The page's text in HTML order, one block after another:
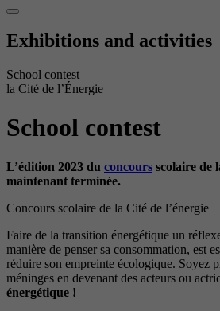
Exhibitions and activities
School contest
la Cité de l’Énergie
School contest
L’édition 2023 du concours scolaire de
maintenant terminée.
Concours scolaire de la Cité de l’énergie
Faire de la transition énergétique un
manière de penser sa consommation, est
réduire son empreinte écologique. Soyez
méninges en devenant des acteurs ou
énergétique !